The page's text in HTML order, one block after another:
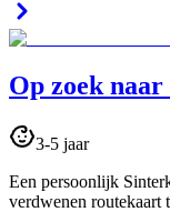
Op zoek
3-5 jaar
Een persoonlijk
verdwenen routekaart